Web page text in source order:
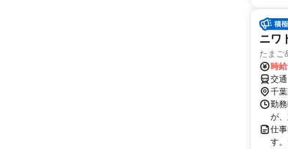
ニワ
たまご
時
交
千
勤
が
仕
す